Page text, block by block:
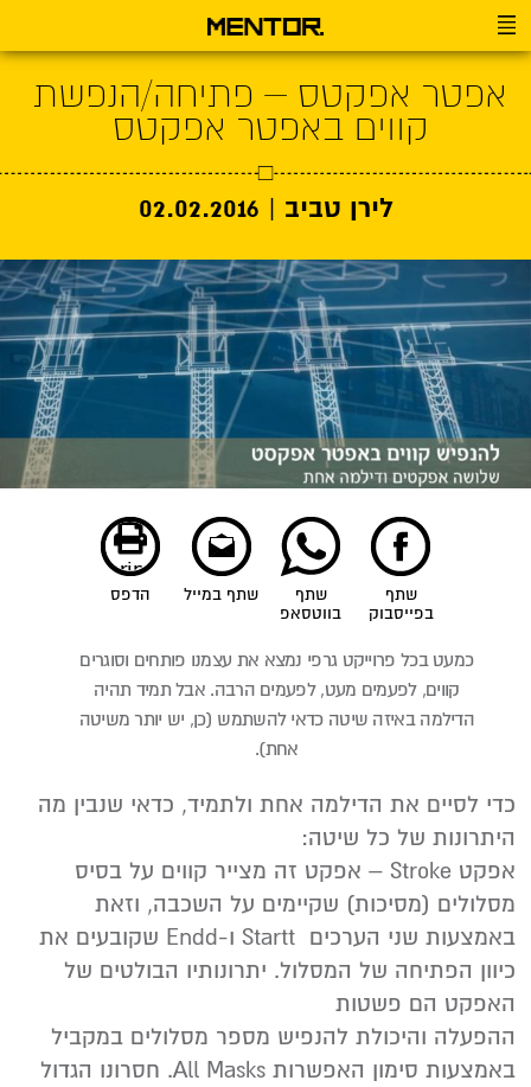
אפטר אפקטס – פתיחה/הנפשת
קווים באפטר אפקטס
לירן טביב | 02.02.2016
שתף
בפייסבוק
שתף
בווטסאפ
שתף במייל
print
הדפס
כמעט בכל פרוייקט גרפי נמצא את עצמנו פותחים וסוגרים
קווים, לפעמים מעט, לפעמים הרבה. אבל תמיד תהיה
הדילמה באיזה שיטה כדאי להשתמש (כן, יש יותר משיטה
אחת).
כדי לסיים את הדילמה אחת ולתמיד, כדאי שנבין מה
היתרונות של כל שיטה:
אפקט Stroke – אפקט זה מצייר קווים על בסיס
מסלולים (מסיכות) שקיימים על השכבה, וזאת
באמצעות שני הערכים Startt ו-Endd שקובעים את
כיוון הפתיחה של המסלול. יתרונותיו הבולטים של
האפקט הם פשטות
ההפעלה והיכולת להנפיש מספר מסלולים במקביל
באמצעות סימון האפשרות All Masks. חסרונו הגדול